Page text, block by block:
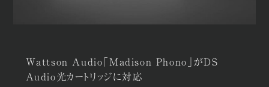
Wattson Audio「Madison Phono」がDS
Audio光カートリッジに対応